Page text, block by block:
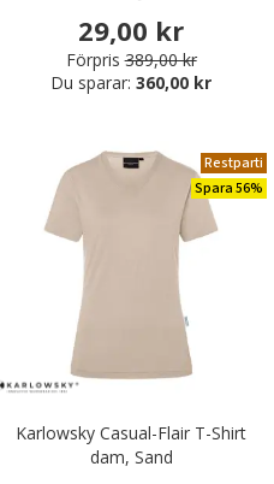
29,00 kr
Förpris 389,00 kr
Du sparar:360,00 kr
Restparti
Spara 56%
Karlowsky Casual-Flair T-Shirt
dam, Sand